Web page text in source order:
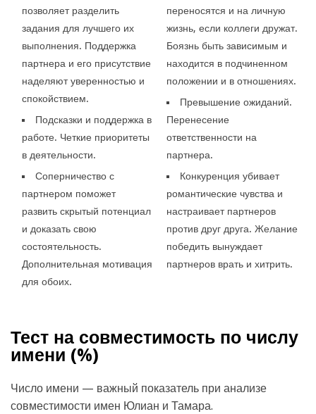
позволяет разделить
задания для лучшего их
выполнения. Поддержка
партнера и его присутствие
наделяют уверенностью и
спокойствием.
Подсказки и поддержка в
работе. Четкие приоритеты
в деятельности.
Соперничество с
партнером поможет
развить скрытый потенциал
и доказать свою
состоятельность.
Дополнительная мотивация
для обоих.
переносятся и на личную
жизнь, если коллеги дружат.
Боязнь быть зависимым и
находится в подчиненном
положении и в отношениях.
Превышение ожиданий.
Перенесение
ответственности на
партнера.
Конкуренция убивает
романтические чувства и
настраивает партнеров
против друг друга. Желание
победить вынуждает
партнеров врать и хитрить.
Тест на совместимость по числу
имени (%)
Число имени — важный показатель при анализе
совместимости имен Юлиан и Тамара.